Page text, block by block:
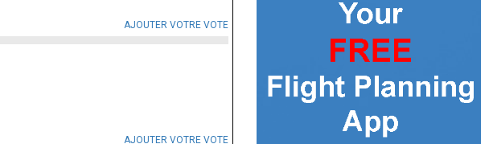
AJOUTER VOTRE VOTE
AJOUTER VOTRE VOTE